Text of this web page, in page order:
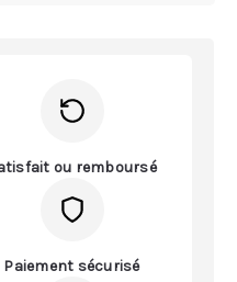
ou remboursé
Paiement sécurisé